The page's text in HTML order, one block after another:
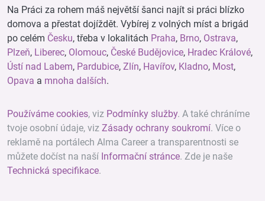
Na Práci za rohem máš největší šanci najít si práci blízko
domova a přestat dojíždět. Vybírej z volných míst a brigád
po celém Česku, třeba v lokalitách Praha, Brno, Ostrava,
Plzeň, Liberec, Olomouc, České Budějovice, Hradec Králové,
Ústí nad Labem, Pardubice, Zlín, Havířov, Kladno, Most,
Opava a mnoha dalších.
Používáme cookies, viz Podmínky služby. A také chráníme
tvoje osobní údaje, viz Zásady ochrany soukromí. Více o
reklamě na portálech Alma Career a transparentnosti se
můžete dočíst na naší Informační stránce. Zde je naše
Technická specifikace.